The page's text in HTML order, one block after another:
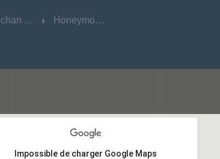
Cowichan Valley Honeymoon Bay
Impossible de charger Google Maps
Impossible de charger Google Maps
Cowichan Valley Honeymoon Bay